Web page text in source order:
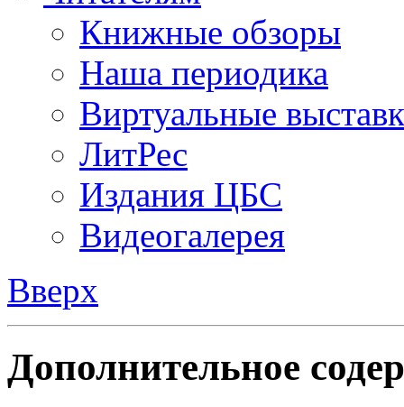
Книжные обзоры
Наша периодика
Виртуальные
ЛитРес
Издания ЦБС
Видеогалерея
Вверх
Дополнительное